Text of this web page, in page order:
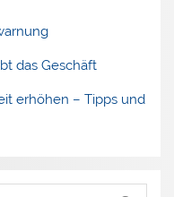
das Geschäft
erhöhen – Tipps und